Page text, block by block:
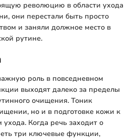
революцию в области ухода
они перестали быть просто
и заняли должное место в
рутине.
роль в повседневном
выходят далеко за пределы
очищения. Тоник
но и в подготовке кожи к
Когда речь заходит о
три ключевые функции,